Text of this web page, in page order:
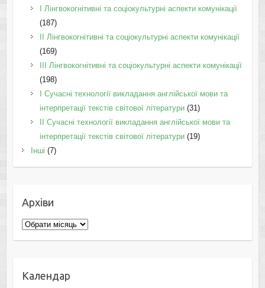
I Лінгвокогнітивні та соціокультурні аспекти комунікації
(187)
IІ Лінгвокогнітивні та соціокультурні аспекти комунікації
(169)
IІI Лінгвокогнітивні та соціокультурні аспекти комунікації
(198)
I Cучасні технології викладання англійської мови та
інтерпретації текстів світової літератури(31)
II Cучасні технології викладання англійської мови та
інтерпретації текстів світової літератури(19)
Інші (7)
Архіви
Архіви
Календар